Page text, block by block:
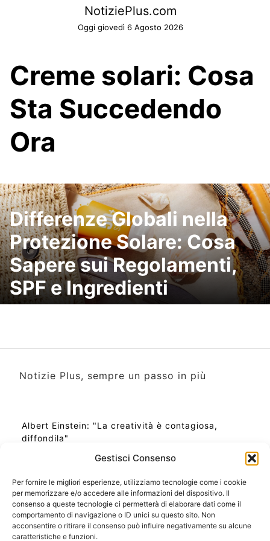
Gestisci Consenso
Per fornire le migliori esperienze, utilizziamo tecnologie come i cookie
per memorizzare e/o accedere alle informazioni del dispositivo. Il
consenso a queste tecnologie ci permetterà di elaborare dati come il
comportamento di navigazione o ID unici su questo sito. Non
acconsentire o ritirare il consenso può influire negativamente su alcune
caratteristiche e funzioni.
NotiziePlus.com
Oggi giovedì 6 Agosto 2026
Creme solari: Cosa
Sta Succedendo
Ora
Differenze Globali nella
Protezione Solare: Cosa
Sapere sui Regolamenti,
SPF e Ingredienti
Notizie Plus, sempre un passo in più
Albert Einstein: "La creatività è contagiosa,
diffondila"
Ora Esatta in Italia in questo momento
Ti Senti Strano Ultimamente? Potrebbe Essere per
la Risonanza di Schumann
Come Sapere Se Stai Ascendendo alla Quinta